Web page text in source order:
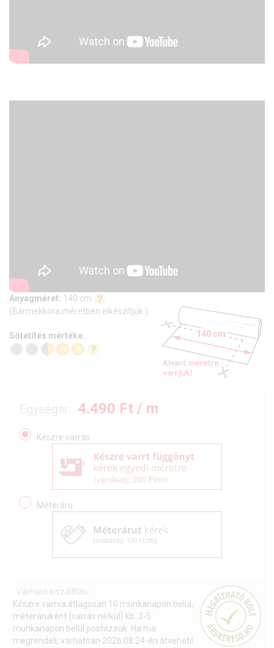
Anyagméret: 140 cm
(Bármekkora méretben elkészítjük.)
140 cm
Sötétítés mértéke:
4.490 Ft / m
Készre varrás
Méteráru
Várható kiszállítás:
Készre varrva átlagosan 10 munkanapon belül,
méteráruként (varrás nélkül) kb. 3-5
munkanapon belül postázzuk. Ha ma
megrendeli, várhatóan 2026.08.24-én átveheti!